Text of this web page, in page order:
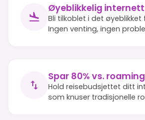
Øyeblikkelig
Bli tilkoblet i det
Ingen venting, ingen
Spar 80% vs. roaming
Hold reisebudsjettet ditt
som knuser tradisjonelle